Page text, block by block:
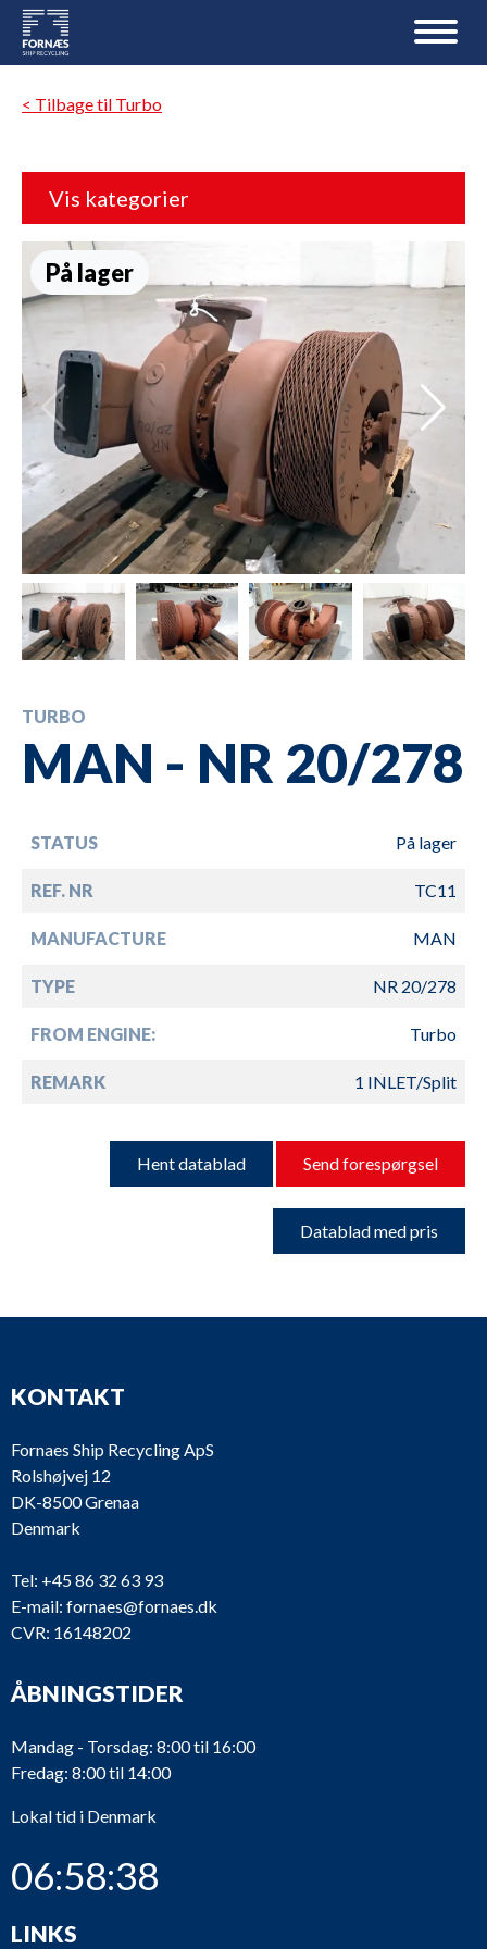
< Tilbage til Turbo
Vis kategorier
På lager
TURBO
MAN - NR 20/278
STATUS På lager
REF. NR TC11
MANUFACTURE MAN
TYPE NR 20/278
FROM ENGINE: Turbo
REMARK 1 INLET/Split
Hent datablad Send forespørgsel
Datablad med pris
KONTAKT
Fornaes Ship Recycling ApS
Rolshøjvej 12
DK-8500 Grenaa
Denmark
Tel: +45 86 32 63 93
E-mail: fornaes@fornaes.dk
CVR: 16148202
ÅBNINGSTIDER
Mandag - Torsdag: 8:00 til 16:00
Fredag: 8:00 til 14:00
Lokal tid i Denmark
06:58:38
LINKS